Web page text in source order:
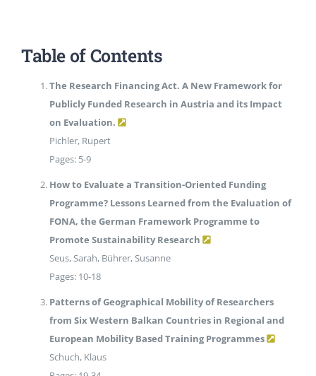
STANDARDS
Table of Contents
The Research Financing Act. A New Framework for
Publicly Funded Research in Austria and its Impact
on Evaluation.
Pichler, Rupert
Pages: 5-9
How to Evaluate a Transition-Oriented Funding
Programme? Lessons Learned from the Evaluation of
FONA, the German Framework Programme to
Promote Sustainability Research
Seus, Sarah, Bührer, Susanne
Pages: 10-18
Patterns of Geographical Mobility of Researchers
from Six Western Balkan Countries in Regional and
European Mobility Based Training Programmes
Schuch, Klaus